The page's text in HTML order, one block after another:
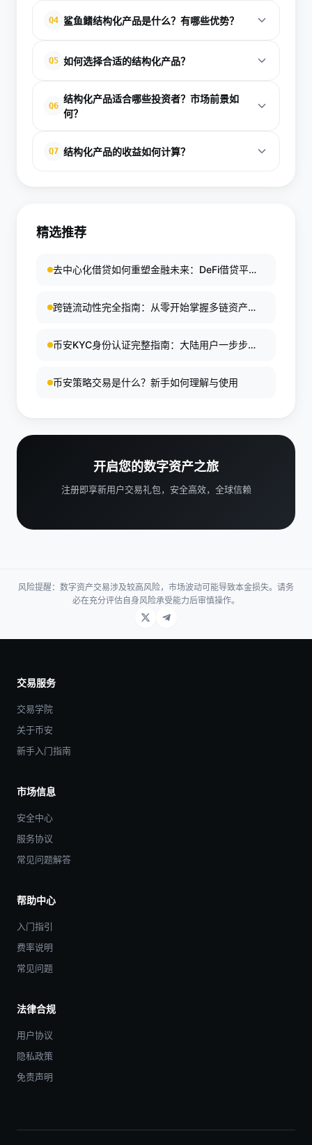
中详述，是投资者决策基础。参与率决定涨跌幅放大
险，敲出锁定收益。以鲨鱼鳍为例，其买入看涨卖出
者应优先阅读一页通，避免营销话术误导。
发敲入损失）、信用风险（发行机构违约）、流动性
虽有本金保护，但非绝对担保。管理策略：选择高固
期表现，利用AI工具优化。韩国自动敲入敲出产品占
比高，因其锁定最大亏损。建议结合风险偏好，定期
Q4 鲨鱼鳍结构化产品是什么？有哪些优势？
平值看涨期权、卖出向下敲入看跌期权，提供本金保
机器学习配置、多资产组合及完善敲出机制，提升回
报28%-31%。优势：防御性强（敲入未触发时期权费
成投资组合。适用于加密市场，但需注意敲入障碍设
Q5 如何选择合适的结构化产品？
观点：保守型选高固收、低波动标的；激进型增大衍
格、观察频率及发行机构信誉。利用一页通快速概
览，但深读告知书。多元化如多资产鲨鱼鳍组合可分
Q6
结构化产品适合哪些投资者？市场前景如
何？
求权益联动但不愿全盘承担波动风险者。其定制化属
合，将成财富管理核心工具，但需专业评估，避免复
Q7 结构化产品的收益如何计算？
段监测，不同阶段参与率可变。鲨鱼鳍示例：标的涨
者通过宣传材料初步了解，但完整模拟情景分析至关
精选推荐
去中心化借贷如何重塑金融未来：DeFi借贷平台
跨链流动性完全指南：从零开始掌握多链资产流
币安KYC身份认证完整指南：大陆用户一步步开
币安策略交易是什么？新手如何理解与使用
开启您的数字资产之旅
注册即享新用户交易礼包，安全高效，全球信赖
风险提醒：数字资产交易涉及较高风险，市场波动可能导致本金损失。请务
必在充分评估自身风险承受能力后审慎操作。
交易服务
交易学院
关于币安
新手入门指南
市场信息
安全中心
服务协议
常见问题解答
帮助中心
入门指引
费率说明
常见问题
法律合规
用户协议
隐私政策
免责声明